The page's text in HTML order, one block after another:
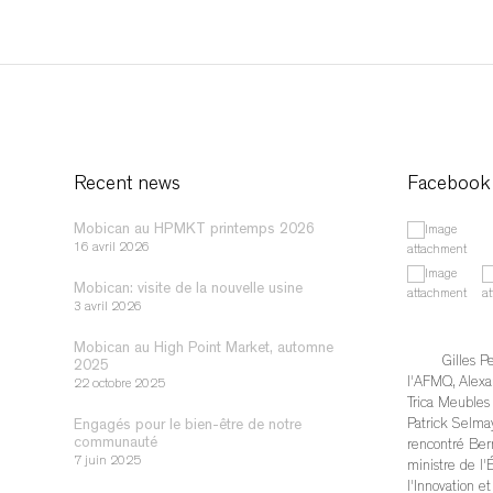
Recent news
Mobican au HPMKT printemps 2026
16 avril 2026
Mobican: visite de la nouvelle usine
3 avril 2026
Mobican au High Point Market, automne
2025
22 octobre 2025
Engagés pour le bien-être de notre
communauté
7 juin 2025
Facebook
Gilles
l'AFMQ,
Trica
Patrick
rencontré
ministre de
l'Innovation